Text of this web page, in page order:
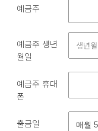
예금주
예금주 생년
월일
예금주 휴대
폰
출금일